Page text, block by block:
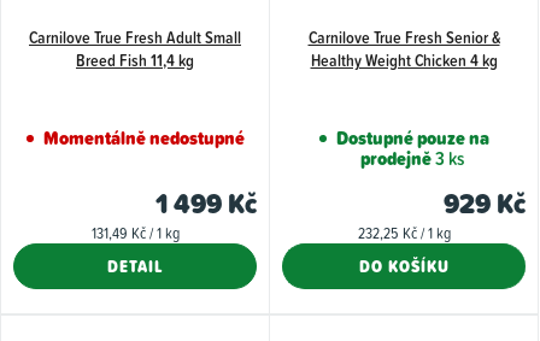
Carnilove True Fresh Adult Small
Breed Fish 11,4 kg
Momentálně nedostupné
1 499 Kč
Měrná
131,49 Kč / 1 kg
DETAIL
Carnilove True Fresh Senior &
Healthy Weight Chicken 4 kg
Dostupné pouze na
prodejně3 ks
929 Kč
Měrná
232,25 Kč / 1 kg
DO KOŠÍKU